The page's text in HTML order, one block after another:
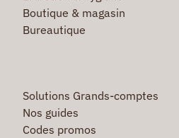
Boutique & magasin
Bureautique
Solutions Grands-comptes
Nos guides
Codes promos